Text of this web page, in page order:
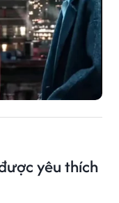
yêu thích